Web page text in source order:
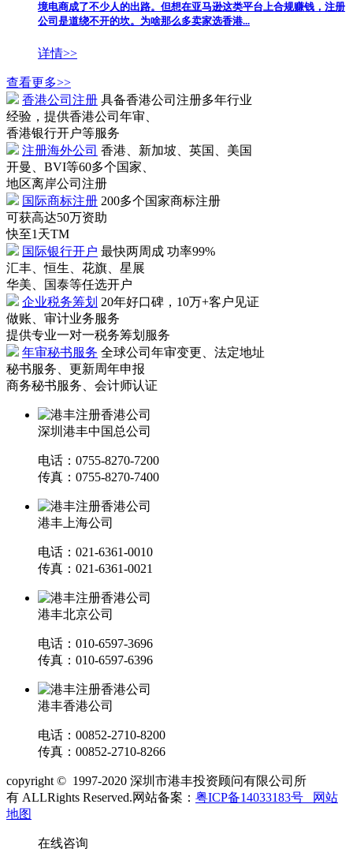
境电商成了不少人的出路。但想在亚马逊这类平台上合规赚钱，注册
公司是道绕不开的坎。为啥那么多卖家选香港...
详情>>
查看更多>>
香港公司注册 具备香港公司注册多年行业
经验，提供香港公司年审、
香港银行开户等服务
注册海外公司 香港、新加坡、英国、美国
开曼、BVI等60多个国家、
地区离岸公司注册
国际商标注册 200多个国家商标注册
可获高达50万资助
快至1天TM
国际银行开户 最快两周成 功率99%
汇丰、恒生、花旗、星展
华美、国泰等任选开户
企业税务筹划 20年好口碑，10万+客户见证
做账、审计业务服务
提供专业一对一税务筹划服务
年审秘书服务 全球公司年审变更、法定地址
秘书服务、更新周年申报
商务秘书服务、会计师认证
深圳港丰中国总公司
电话：0755-8270-7200
传真：0755-8270-7400
港丰上海公司
电话：021-6361-0010
传真：021-6361-0021
港丰北京公司
电话：010-6597-3696
传真：010-6597-6396
港丰香港公司
电话：00852-2710-8200
传真：00852-2710-8266
copyright © 1997-2020 深圳市港丰投资顾问有限公司所
有 ALLRights Reserved.网站备案： 粤ICP备14033183号
网站
地图
在线咨询